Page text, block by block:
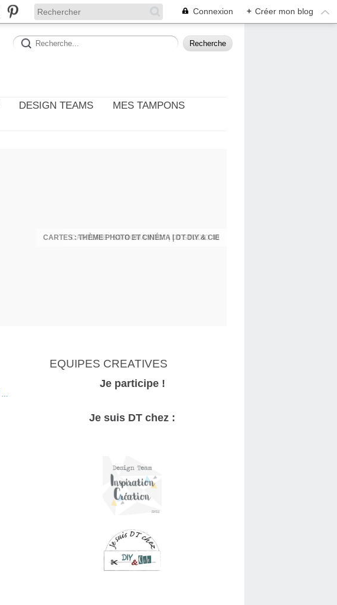
Connexion + Créer mon blog
DESIGN TEAMS
MES TAMPONS
CARTES : THÈME PHOTO ET CINÉMA | DT DIY & CIE
…
EQUIPES CREATIVES
Je participe !
Je suis DT chez :